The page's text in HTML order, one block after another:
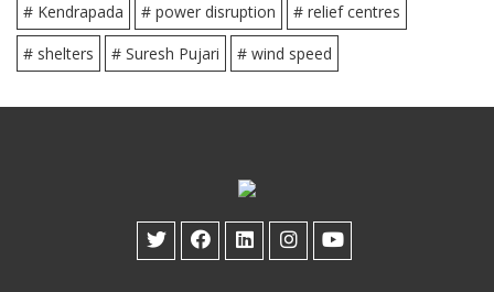
# Kendrapada
# power disruption
# relief centres
# shelters
# Suresh Pujari # wind speed